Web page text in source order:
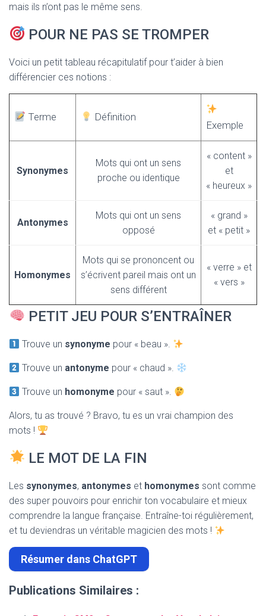
mais ils n’ont pas le même sens.
POUR NE PAS SE TROMPER
Voici un petit tableau récapitulatif pour t’aider à bien
différencier ces notions :
Terme Définition
Exemple
Synonymes
Mots qui ont un sens
proche ou identique
« content »
et
« heureux »
Antonymes
Mots qui ont un sens
opposé
« grand »
et « petit »
Homonymes
Mots qui se prononcent ou
s’écrivent pareil mais ont un
sens différent
« verre » et
« vers »
PETIT JEU POUR S’ENTRAÎNER
Trouve un synonyme pour « beau ».
Trouve un antonyme pour « chaud ».
Trouve un homonyme pour « saut ».
Alors, tu as trouvé ? Bravo, tu es un vrai champion des
mots !
LE MOT DE LA FIN
Les synonymes, antonymes et homonymes sont comme
des super pouvoirs pour enrichir ton vocabulaire et mieux
comprendre la langue française. Entraîne-toi régulièrement,
et tu deviendras un véritable magicien des mots !
Résumer dans ChatGPT
Publications Similaires :